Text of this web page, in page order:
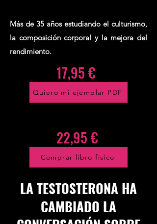
Más de 35 años estudiando el culturismo,
la composición corporal y la mejora del
rendimiento.
17,95 €
Quiero mi ejemplar PDF
22,95 €
Comprar libro fisico
LA TESTOSTERONA HA
CAMBIADO LA